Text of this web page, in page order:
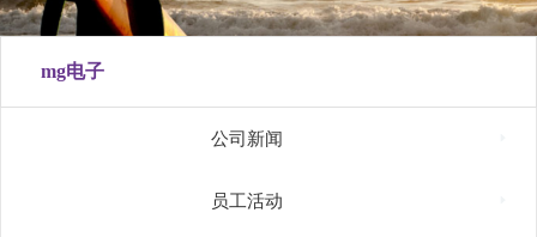
mg电子
公司新闻
员工活动